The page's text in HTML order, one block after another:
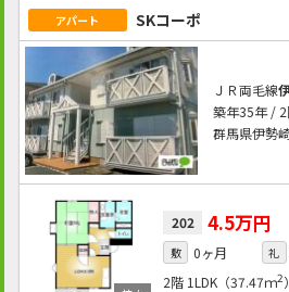
アパート SKコーポ
ＪＲ両毛線
築年35年 /
群馬県伊勢
202 4.5万円
敷 0ヶ月 礼
2階 1LDK（37.47ｍ2）